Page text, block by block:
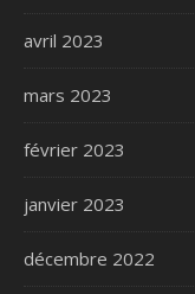
avril 2023
mars 2023
février 2023
janvier 2023
décembre 2022